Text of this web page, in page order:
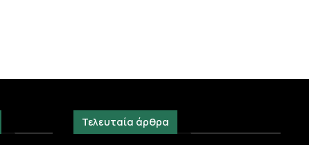
Τελευταία άρθρα